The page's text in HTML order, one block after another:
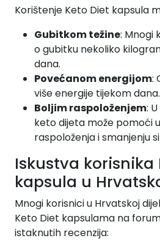
Korištenje Keto Diet kapsula
Gubitkom težine: Mnogi
o gubitku nekoliko
dana.
Povećanom energijom:
više energije tijekom dana.
Boljim raspoloženjem:
keto dijeta može pomoći
raspoloženja i smanjenju
Iskustva korisnika
kapsula u
Mnogi korisnici u Hrvatskoj
Keto Diet kapsulama na
istaknutih recenzija: